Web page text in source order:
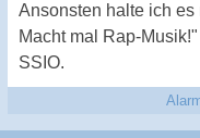
Ansonsten halte ich es
Macht mal Rap-
SSIO.